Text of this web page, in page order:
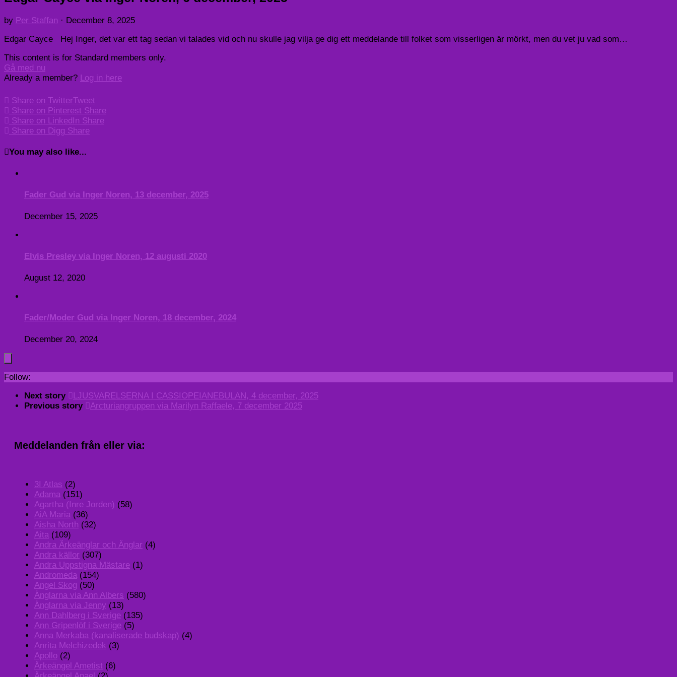
by Per Staffan · December 8, 2025
Edgar Cayce Hej Inger, det var ett tag sedan vi talades vid och nu skulle jag vilja ge dig ett meddelande till folket som visserligen är mörkt, men du vet ju vad som…
This content is for Standard members only.
Gå med nu
Already a member? Log in here
Share on TwitterTweet
Share on Pinterest Share
Share on LinkedIn Share
Share on Digg Share
You may also like...
Fader Gud via Inger Noren, 13 december, 2025
December 15, 2025
Elvis Presley via Inger Noren, 12 augusti 2020
August 12, 2020
Fader/Moder Gud via Inger Noren, 18 december, 2024
December 20, 2024
Follow:
Next story
LJUSVARELSERNA I CASSIOPEIANEBULAN, 4 december, 2025
Previous story
Arcturiangruppen via Marilyn Raffaele, 7 december 2025
Meddelanden från eller via:
3I Atlas (2)
Adama (151)
Agartha (Inre Jorden) (58)
AiA Maria (36)
Aisha North (32)
Aita (109)
Andra Ärkeänglar och Änglar (4)
Andra källor (307)
Andra Uppstigna Mästare (1)
Andromeda (154)
Angel Skog (50)
Änglarna via Ann Albers (580)
Änglarna via Jenny (13)
Ann Dahlberg i Sverige (135)
Ann Gripenlöf i Sverige (5)
Anna Merkaba (kanaliserade budskap) (4)
Anrita Melchizedek (3)
Apollo (2)
Ärkeängel Ametist (6)